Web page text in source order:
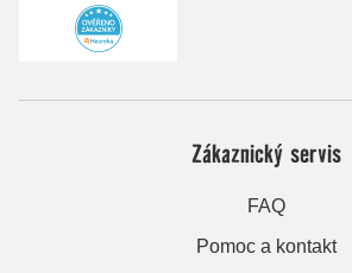
Zákaznický servis
FAQ
Pomoc a kontakt